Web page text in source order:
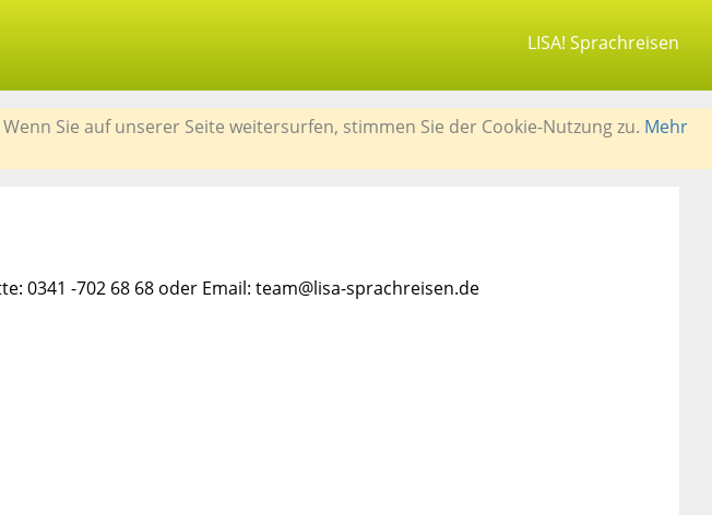
LISA! Sprachreisen
Sie auf unserer Seite weitersurfen, stimmen Sie der Cookie-Nutzung zu. Mehr
0341 -702 68 68 oder Email: team@lisa-sprachreisen.de